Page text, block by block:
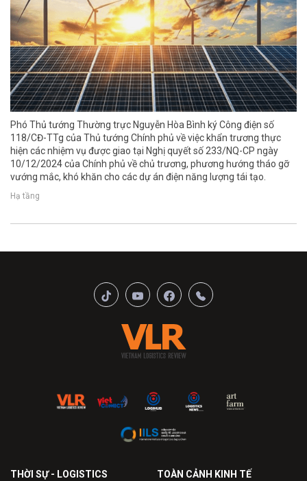
Phó Thủ tướng Thường trực Nguyễn Hòa Bình ký Công điện số
118/CĐ-TTg của Thủ tướng Chính phủ về việc khẩn trương thực
hiện các nhiệm vụ được giao tại Nghị quyết số 233/NQ-CP ngày
10/12/2024 của Chính phủ về chủ trương, phương hướng tháo gỡ
vướng mắc, khó khăn cho các dự án điện năng lượng tái tạo.
Hạ tầng
THỜI SỰ - LOGISTICS TOÀN CẢNH KINH TẾ